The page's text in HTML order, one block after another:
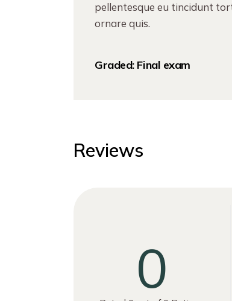
pellentesque eu tincidunt
ornare quis.
Graded: Final exam
Reviews
0